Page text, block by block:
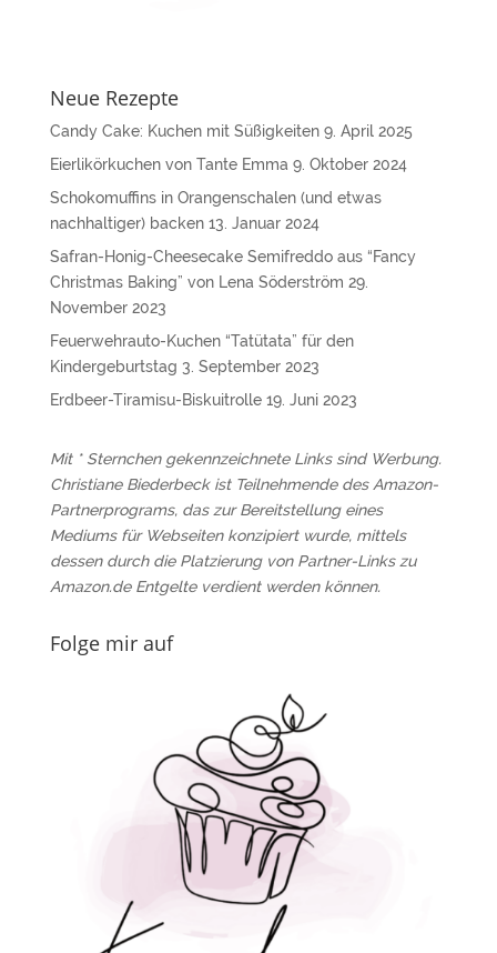
Neue Rezepte
Candy Cake: Kuchen mit Süßigkeiten 9. April 2025
Eierlikörkuchen von Tante Emma 9. Oktober 2024
Schokomuffins in Orangenschalen (und etwas
nachhaltiger) backen 13. Januar 2024
Safran-Honig-Cheesecake Semifreddo aus “Fancy
Christmas Baking” von Lena Söderström 29.
November 2023
Feuerwehrauto-Kuchen “Tatütata” für den
Kindergeburtstag 3. September 2023
Erdbeer-Tiramisu-Biskuitrolle 19. Juni 2023
Mit * Sternchen gekennzeichnete Links sind Werbung.
Christiane Biederbeck ist Teilnehmende des Amazon-
Partnerprograms, das zur Bereitstellung eines
Mediums für Webseiten konzipiert wurde, mittels
dessen durch die Platzierung von Partner-Links zu
Amazon.de Entgelte verdient werden können.
Folge mir auf